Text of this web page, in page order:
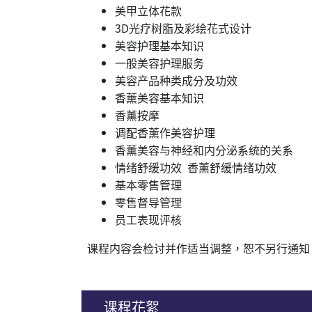
美甲立体花款
3D光疗树脂及彩绘花式设计
美容护理基本知识
一般美容护理服务
美容产品种类成分及功效
香薰美容基本知识
香薰按摩
调配香薰作美容护理
香薰美容与神经和内分泌系统的关系
情绪舒缓功效 香薰舒缓情绪功效
基本零售管理
零售督导管理
员工表现评核
课程内容会检讨并作适当调整，恕不另行通
课程花絮